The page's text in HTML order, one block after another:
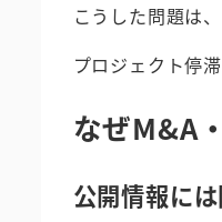
こうした問題は
プロジェクト停
なぜM&A
公開情報に